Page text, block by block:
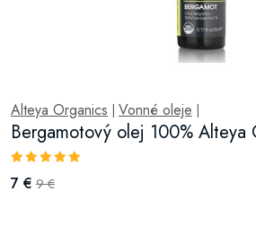
Alteya Organics Vonné oleje
Bergamotový olej 100% Alteya
7 € 9 €